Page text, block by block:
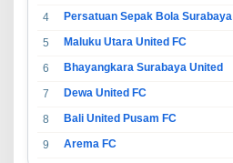
4
Persatuan Sepak Bola Surabaya
5
Maluku Utara United FC
6
Bhayangkara Surabaya United
7
Dewa United FC
8
Bali United Pusam FC
9
Arema FC